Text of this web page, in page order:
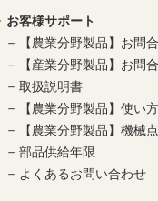
お客様サポート
【農業分野製品】お問
【産業分野製品】お問
取扱説明書
【農業分野製品】使い
【農業分野製品】機械
部品供給年限
よくあるお問い合わせ